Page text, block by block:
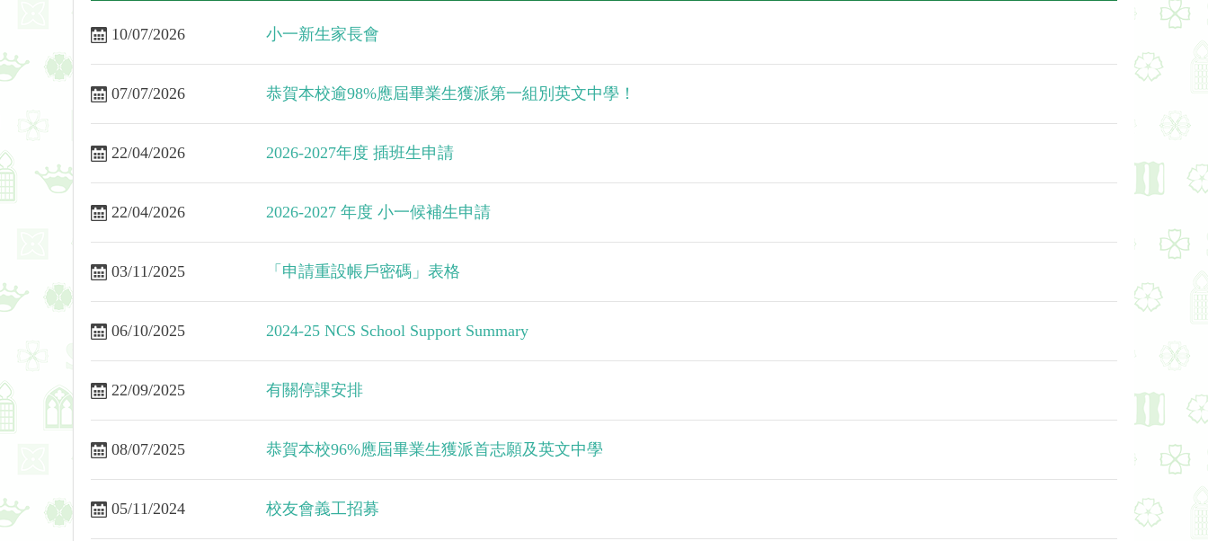
10/07/2026 小一新生家長會
07/07/2026 恭賀本校逾98%應屆畢業生獲派第一組別英文中學！
22/04/2026 2026-2027年度 插班生申請
22/04/2026 2026-2027 年度 小一候補生申請
03/11/2025 「申請重設帳戶密碼」表格
06/10/2025 2024-25 NCS School Support Summary
22/09/2025 有關停課安排
08/07/2025 恭賀本校96%應屆畢業生獲派首志願及英文中學
05/11/2024 校友會義工招募